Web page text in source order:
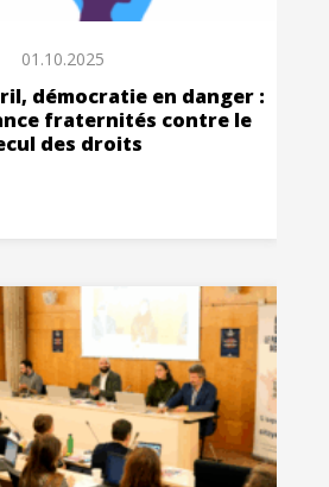
01.10.2025
démocratie en danger :
fraternités contre le
des droits